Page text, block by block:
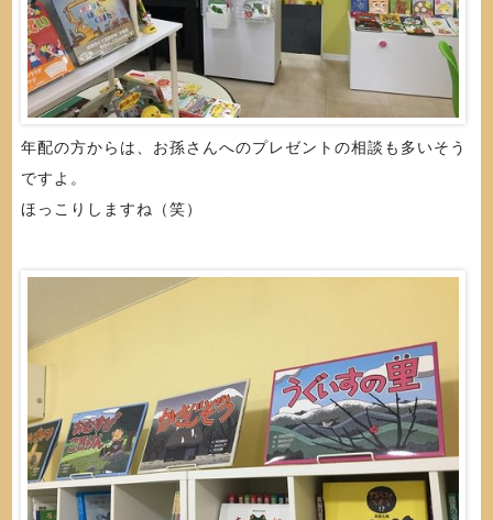
年配の方からは、お孫さんへのプレゼントの相談も多いそう
ですよ。
ほっこりしますね（笑）